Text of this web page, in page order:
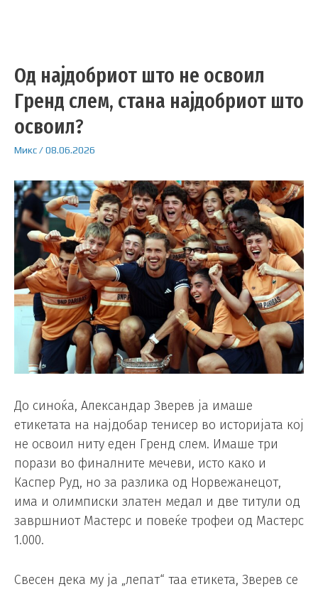
Од најдобриот што не освоил
Гренд слем, стана најдобриот што
освоил?
Микс/08.06.2026
До синоќа, Александар Зверев ја имаше
етикетата на најдобар тенисер во историјата кој
не освоил ниту еден Гренд слем. Имаше три
порази во финалните мечеви, исто како и
Каспер Руд, но за разлика од Норвежанецот,
има и олимписки златен медал и две титули од
завршниот Мастерс и повеќе трофеи од Мастерс
1.000.
Свесен дека му ја „лепат“ таа етикета, Зверев се